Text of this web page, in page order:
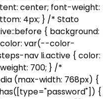
center; font-weight:
4px; } /* Stato
{ background:
var(--color-
nav li.active { color:
700; } /*
(max-width: 768px) {
{